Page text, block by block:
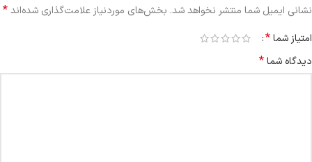
نشانی ایمیل شما منتشر نخواهد شد. بخش‌های موردنیاز علامت‌گذاری شده‌اند*
امتیاز شما*
دیدگاه شما*